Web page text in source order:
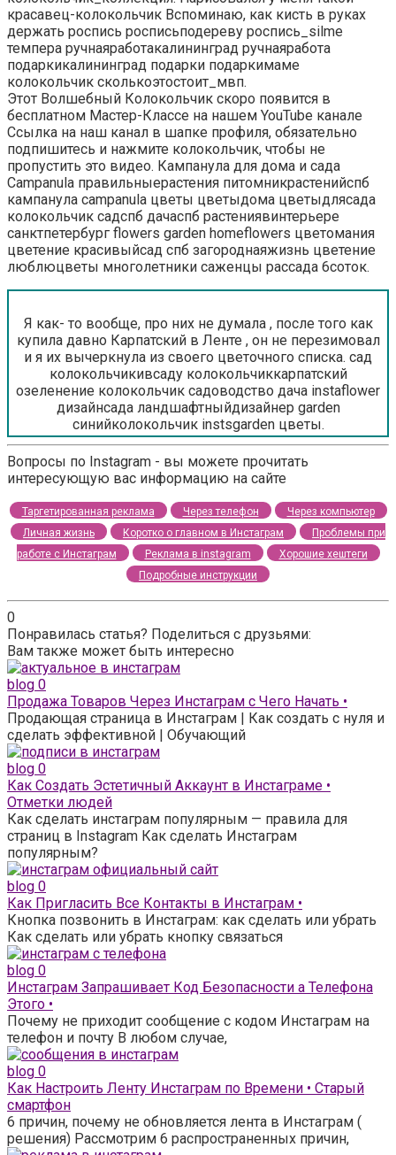
красавец-колокольчик Вспоминаю, как кисть в руках
держать роспись росписьподереву роспись_silme
темпера ручнаяработакалининград ручнаяработа
подаркикалининград подарки подаркимаме
колокольчик сколькоэтостоит_мвп.
Этот Волшебный Колокольчик скоро появится в
бесплатном Мастер-Классе на нашем YouTube канале
Ссылка на наш канал в шапке профиля, обязательно
подпишитесь и нажмите колокольчик, чтобы не
пропустить это видео. Кампанула для дома и сада
Campanula правильныерастения питомникрастенийспб
кампанула campanula цветы цветыдома цветыдлясада
колокольчик садспб дачаспб растениявинтерьере
санктпетербург flowers garden homeflowers цветомания
цветение красивыйсад спб загороднаяжизнь цветение
люблюцветы многолетники саженцы рассада 6соток.
Я как- то вообще, про них не думала , после того как
купила давно Карпатский в Ленте , он не перезимовал
и я их вычеркнула из своего цветочного списка. сад
колокольчикивсаду колокольчиккарпатский
озеленение колокольчик садоводство дача instaflower
дизайнсада ландшафтныйдизайнер garden
синийколокольчик instsgarden цветы.
Вопросы по Instagram - вы можете прочитать
интересующую вас информацию на сайте
Таргетированная реклама Через телефон
Через компьютер
Личная жизнь
Коротко о главном в Инстаграм
Проблемы при
работе с Инстаграм
Реклама в instagram
Хорошие хештеги
Подробные инструкции
0
Понравилась статья? Поделиться с друзьями:
Вам также может быть интересно
blog 0
Продажа Товаров Через Инстаграм с Чего Начать •
Продающая страница в Инстаграм | Как создать с нуля и
сделать эффективной | Обучающий
blog 0
Как Создать Эстетичный Аккаунт в Инстаграме •
Отметки людей
Как сделать инстаграм популярным — правила для
страниц в Instagram Как сделать Инстаграм
популярным?
blog 0
Как Пригласить Все Контакты в Инстаграм •
Кнопка позвонить в Инстаграм: как сделать или убрать
Как сделать или убрать кнопку связаться
blog 0
Инстаграм Запрашивает Код Безопасности а Телефона
Этого •
Почему не приходит сообщение с кодом Инстаграм на
телефон и почту В любом случае,
blog 0
Как Настроить Ленту Инстаграм по Времени • Старый
смартфон
6 причин, почему не обновляется лента в Инстаграм (
решения) Рассмотрим 6 распространенных причин,